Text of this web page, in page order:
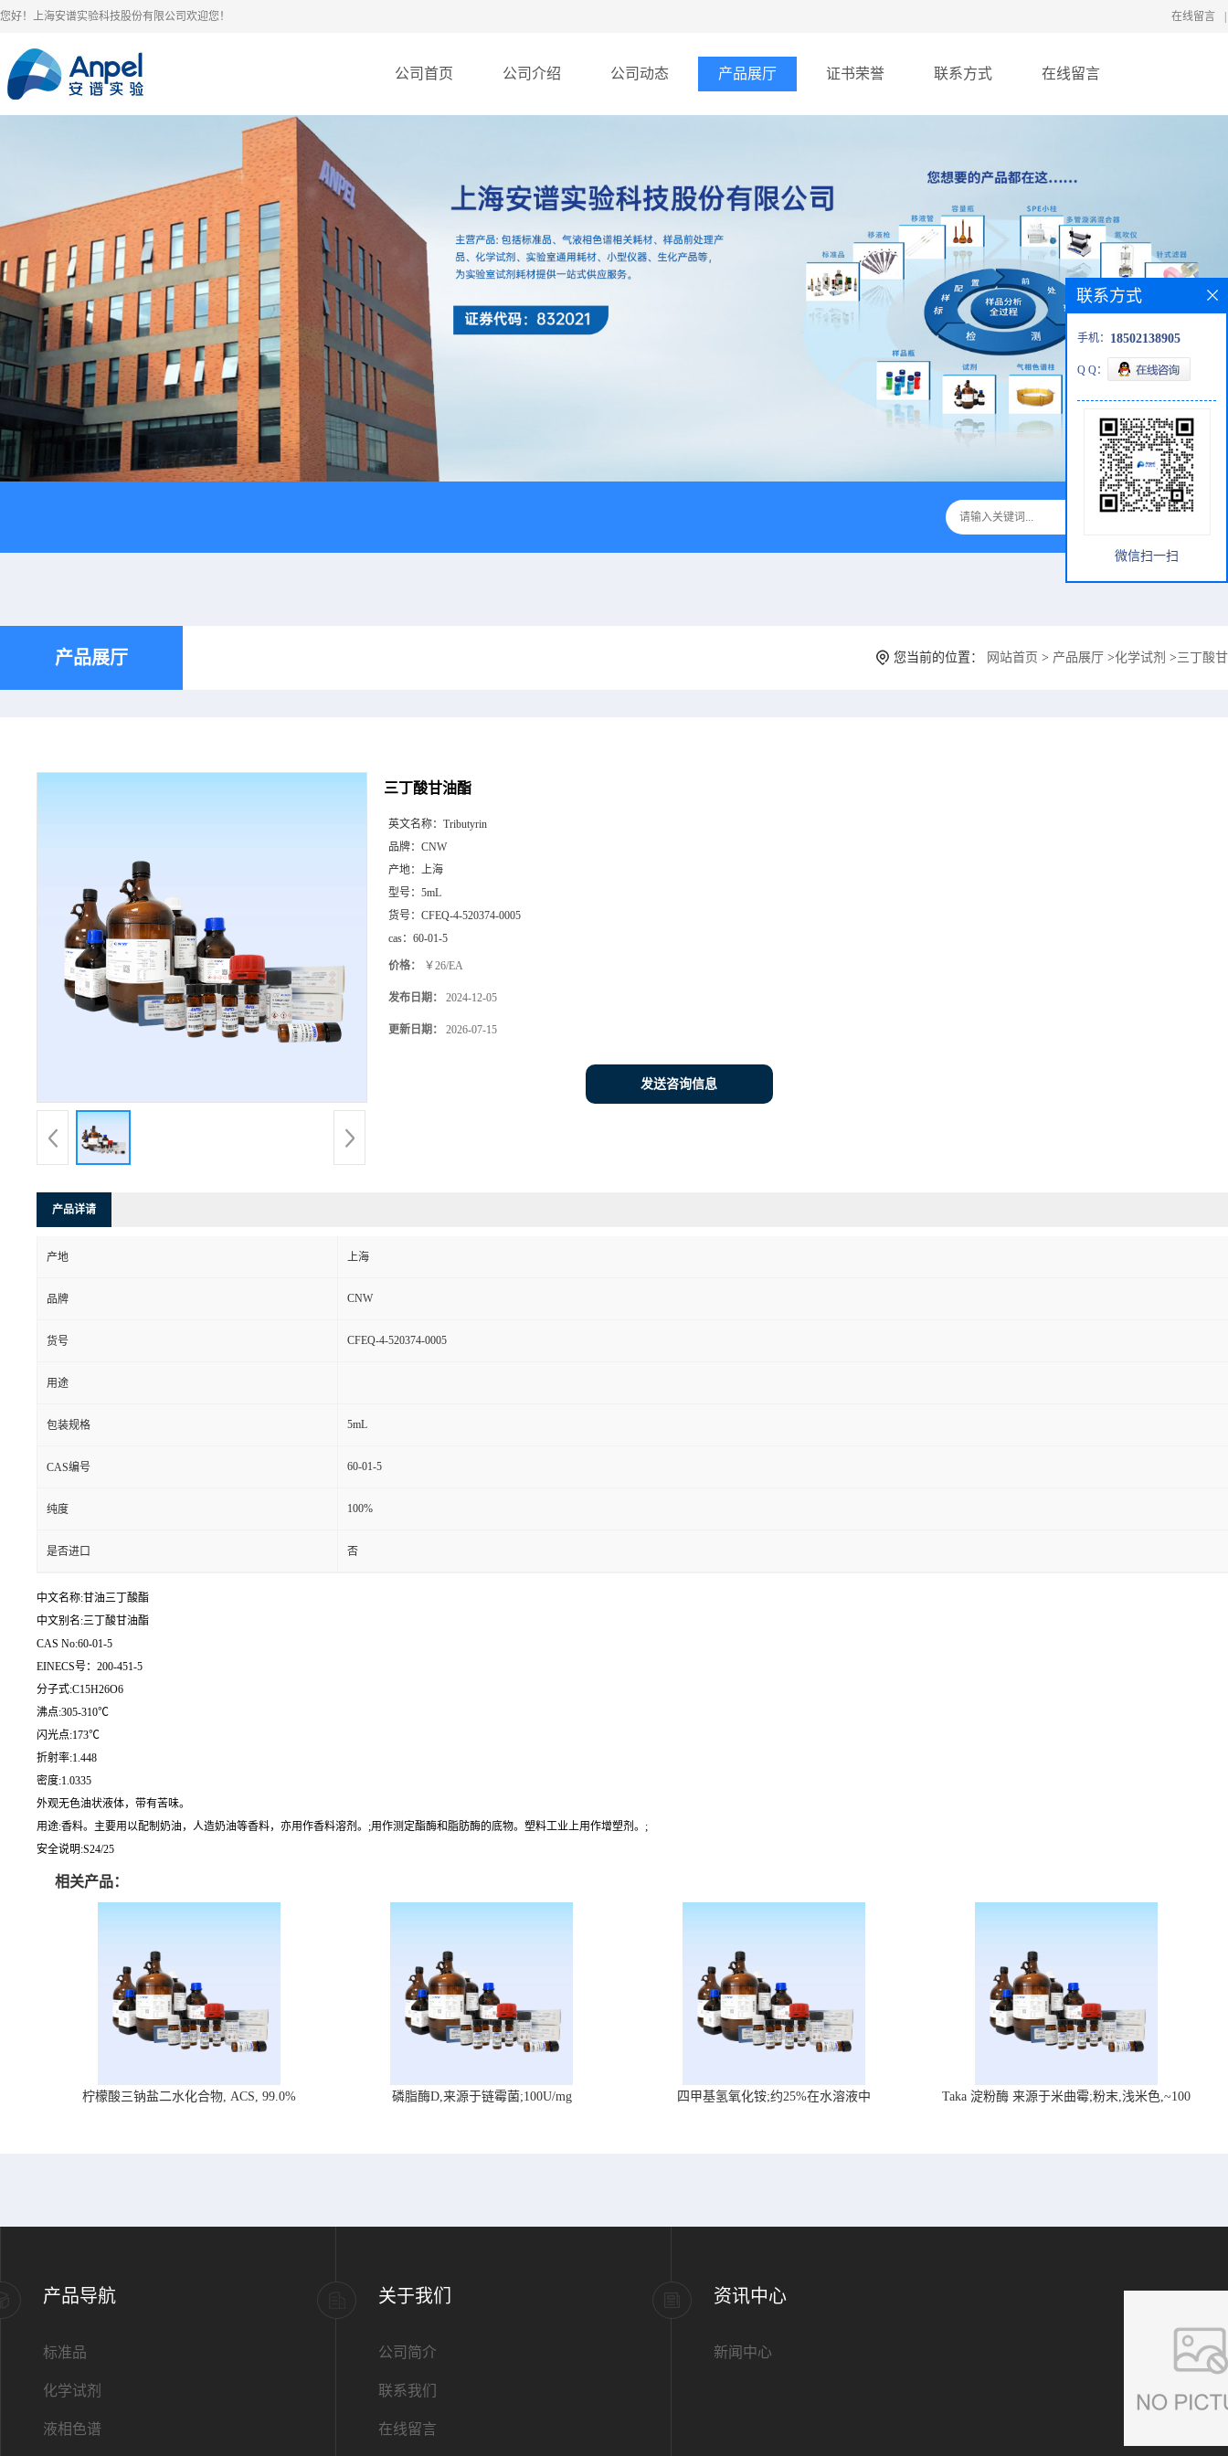
您好！上海安谱实验科技股份有限公司欢迎您！ 在线留言
公司首页 公司介绍 公司动态 产品展厅 证书荣誉 联系方式 在线留言
产品展厅 您当前的位置： 网站首页 > 产品展厅 >化学试剂 >三丁酸
三丁酸甘油酯
英文名称： Tributyrin
品牌： CNW
产地： 上海
型号： 5mL
货号： CFEQ-4-520374-0005
cas： 60-01-5
价格： ￥26/EA
发布日期： 2024-12-05
更新日期： 2026-07-15
发送咨询信息
产品详请
产地 上海
品牌 CNW
货号 CFEQ-4-520374-0005
用途
包装规格 5mL
CAS编号 60-01-5
纯度 100%
是否进口 否
中文名称:甘油三丁酸酯
中文别名:三丁酸甘油酯
CAS No:60-01-5
EINECS号：200-451-5
分子式:C15H26O6
沸点:305-310℃
闪光点:173℃
折射率:1.448
密度:1.0335
外观无色油状液体，带有苦味。
用途:香料。主要用以配制奶油，人造奶油等香料，亦用作香料溶剂。;用作测定酯酶和脂肪酶的底物。塑料工业上用作增塑剂。;
安全说明:S24/25
相关产品：
柠檬酸三钠盐二水化合物, ACS, 99.0% 磷脂酶D,来源于链霉菌;100U/mg 四甲基氢氧化铵;约25%在水溶液中
Taka 淀粉酶 来源于米曲霉;粉末,浅米色,~100
联系方式
手机： 18502138905
Q Q：
微信扫一扫
产品导航
标准品
化学试剂
液相色谱
关于我们
公司简介
联系我们
在线留言
资讯中心
新闻中心